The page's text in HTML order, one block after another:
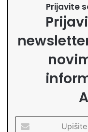
Prijavite